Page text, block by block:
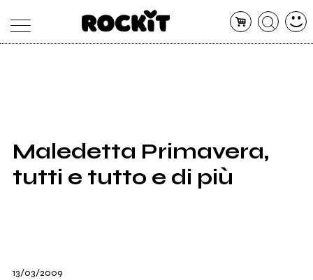
SHOP
RADIO
Maledetta Primavera,
tutti e tutto e di più
13/03/2009